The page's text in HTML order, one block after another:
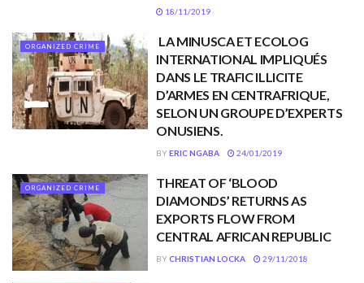
18/11/2019
ORGANIZED CRIME
LA MINUSCA ET ECOLOG
INTERNATIONAL IMPLIQUÉS
DANS LE TRAFIC ILLICITE
D’ARMES EN CENTRAFRIQUE,
SELON UN GROUPE D’EXPERTS
ONUSIENS.
BYERIC NGABA 24/01/2019
ORGANIZED CRIME
THREAT OF ‘BLOOD
DIAMONDS’ RETURNS AS
EXPORTS FLOW FROM
CENTRAL AFRICAN REPUBLIC
BYCHRISTIAN LOCKA 29/11/2018